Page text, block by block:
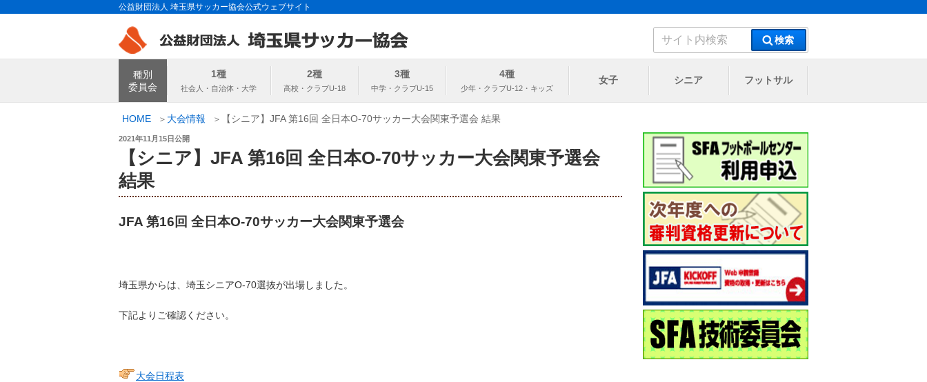
ス
公益財団法人 埼玉県サッカー協会公式ウェブサイト
索:
検索
埼玉県サッカー協会
種別
委員会
1種 2種 3種 4種
女子 シニア フットサル
HOME 大会情報 【シニア】JFA 第16回 全日本O-70サッカー大会関東予選会 結果
投
2021年11月15日公開
【シニア】JFA 第16回 全日本O-70サッカー大会関東予選会
結果
JFA 第16回 全日本O-70サッカー大会関東予選会
埼玉県からは、埼玉シニアO-70選抜が出場しました。
下記よりご確認ください。
大会日程表